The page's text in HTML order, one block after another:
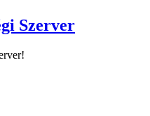
Szerver